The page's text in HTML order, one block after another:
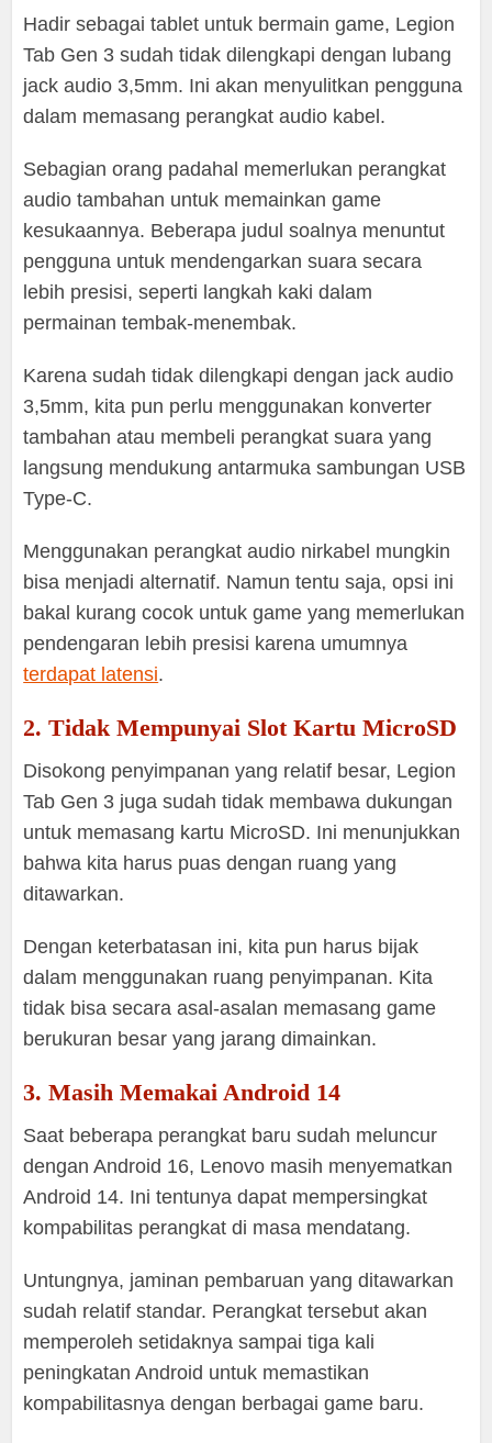
Hadir sebagai tablet untuk bermain game, Legion
Tab Gen 3 sudah tidak dilengkapi dengan lubang
jack audio 3,5mm. Ini akan menyulitkan pengguna
dalam memasang perangkat audio kabel.
Sebagian orang padahal memerlukan perangkat
audio tambahan untuk memainkan game
kesukaannya. Beberapa judul soalnya menuntut
pengguna untuk mendengarkan suara secara
lebih presisi, seperti langkah kaki dalam
permainan tembak-menembak.
Karena sudah tidak dilengkapi dengan jack audio
3,5mm, kita pun perlu menggunakan konverter
tambahan atau membeli perangkat suara yang
langsung mendukung antarmuka sambungan USB
Type-C.
Menggunakan perangkat audio nirkabel mungkin
bisa menjadi alternatif. Namun tentu saja, opsi ini
bakal kurang cocok untuk game yang memerlukan
pendengaran lebih presisi karena umumnya
terdapat latensi.
2. Tidak Mempunyai Slot Kartu MicroSD
Disokong penyimpanan yang relatif besar, Legion
Tab Gen 3 juga sudah tidak membawa dukungan
untuk memasang kartu MicroSD. Ini menunjukkan
bahwa kita harus puas dengan ruang yang
ditawarkan.
Dengan keterbatasan ini, kita pun harus bijak
dalam menggunakan ruang penyimpanan. Kita
tidak bisa secara asal-asalan memasang game
berukuran besar yang jarang dimainkan.
3. Masih Memakai Android 14
Saat beberapa perangkat baru sudah meluncur
dengan Android 16, Lenovo masih menyematkan
Android 14. Ini tentunya dapat mempersingkat
kompabilitas perangkat di masa mendatang.
Untungnya, jaminan pembaruan yang ditawarkan
sudah relatif standar. Perangkat tersebut akan
memperoleh setidaknya sampai tiga kali
peningkatan Android untuk memastikan
kompabilitasnya dengan berbagai game baru.